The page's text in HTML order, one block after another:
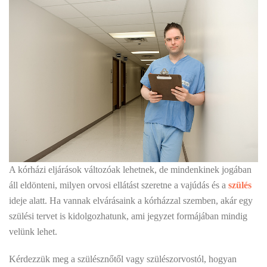
A kórházi eljárások változóak lehetnek, de mindenkinek jogában
áll eldönteni, milyen orvosi ellátást szeretne a vajúdás és a szülés
ideje alatt. Ha vannak elvárásaink a kórházzal szemben, akár egy
szülési tervet is kidolgozhatunk, ami jegyzet formájában mindig
velünk lehet.
Kérdezzük meg a szülésznőtől vagy szülészorvostól, hogyan